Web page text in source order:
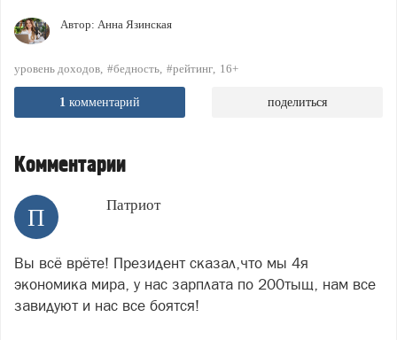
Автор: Анна Язинская
уровень доходов #бедность #рейтинг 16+
1 комментарий поделиться
Комментарии
П Патриот
Вы всё врёте! Президент сказал,что мы 4я
экономика мира, у нас зарплата по 200тыщ, нам все
завидуют и нас все боятся!